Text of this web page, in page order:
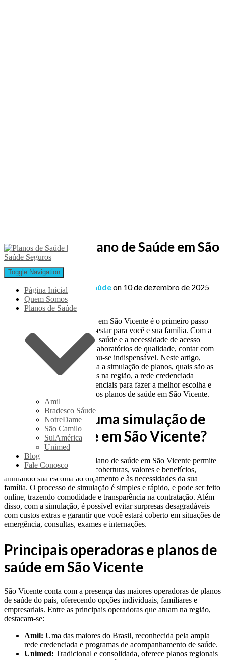
Toggle Navigation
Página Inicial
Quem Somos
Planos de Saúde
Amil
Bradesco Sáude
NotreDame
São Camilo
SulAmérica
Unimed
Blog
Fale Conosco
Simulação de Plano de Saúde em São
Vicente
Published byPlanos de Saúdeon 10 de dezembro de 2025
Simulação de plano de saúde em São Vicente é o primeiro passo
para garantir proteção e bem-estar para você e sua família. Com a
crescente preocupação com a saúde e a necessidade de acesso
rápido a hospitais, clínicas e laboratórios de qualidade, contar com
um bom plano de saúde tornou-se indispensável. Neste artigo,
vamos mostrar como funciona a simulação de planos, quais são as
principais operadoras atuantes na região, a rede credenciada
disponível, além de dicas essenciais para fazer a melhor escolha e
entender as faixas de preço dos planos de saúde em São Vicente.
Por que fazer uma simulação de
plano de saúde em São Vicente?
Realizar uma simulação de plano de saúde em São Vicente permite
comparar diferentes opções, coberturas, valores e benefícios,
alinhando sua escolha ao orçamento e às necessidades da sua
família. O processo de simulação é simples e rápido, e pode ser feito
online, trazendo comodidade e transparência na contratação. Além
disso, com a simulação, é possível evitar surpresas desagradáveis
com custos extras e garantir que você estará coberto em situações de
emergência, consultas, exames e internações.
Principais operadoras e planos de
saúde em São Vicente
São Vicente conta com a presença das maiores operadoras de planos
de saúde do país, oferecendo opções individuais, familiares e
empresariais. Entre as principais operadoras que atuam na região,
destacam-se:
Amil: Uma das maiores do Brasil, reconhecida pela ampla
rede credenciada e programas de acompanhamento de saúde.
Unimed: Tradicional e consolidada, oferece planos regionais